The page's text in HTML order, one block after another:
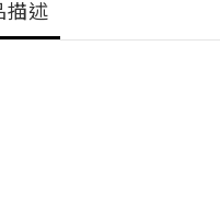
描述